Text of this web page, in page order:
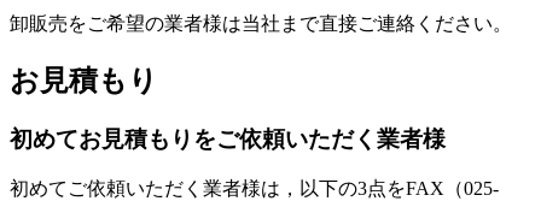
卸販売をご希望の業者様は当社まで直接ご連絡ください。
お見積もり
初めてお見積もりをご依頼いただく業者様
初めてご依頼いただく業者様は，以下の3点をFAX（025-